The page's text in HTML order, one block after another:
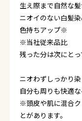
生え際まで自然な
ニオイのない白髪染
色持ちアップ※
※当社従来品比
残った分は次にと
ニオわずしっかり
自分も周りも快適
※頭皮や肌に混合
とがあります。